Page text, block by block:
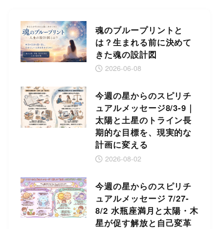
魂のブループリントと
は？生まれる前に決めて
きた魂の設計図
2026-06-08
今週の星からのスピリチ
ュアルメッセージ8/3-9｜
太陽と土星のトライン長
期的な目標を、現実的な
計画に変える
2026-08-02
今週の星からのスピリチ
ュアルメッセージ 7/27-
8/2 水瓶座満月と太陽・木
星が促す解放と自己変革